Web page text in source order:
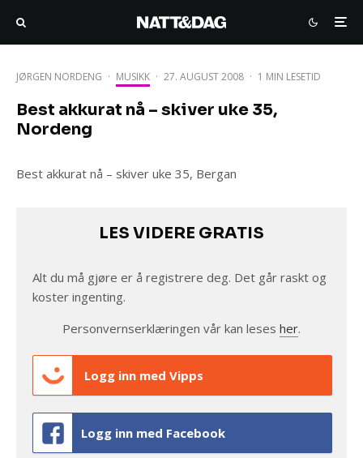
JØRGEN NORDENG · MUSIKK · 27. AUGUST 2008 · 1 MIN LESETID
Best akkurat nå – skiver uke 35,
Nordeng
Best akkurat nå – skiver uke 35, Bergan
LES VIDERE GRATIS
Alt du må gjøre er å registrere deg. Det går raskt og
koster ingenting.
Personvernserklæringen vår kan leses her.
Logg inn med Vipps
Logg inn med Facebook